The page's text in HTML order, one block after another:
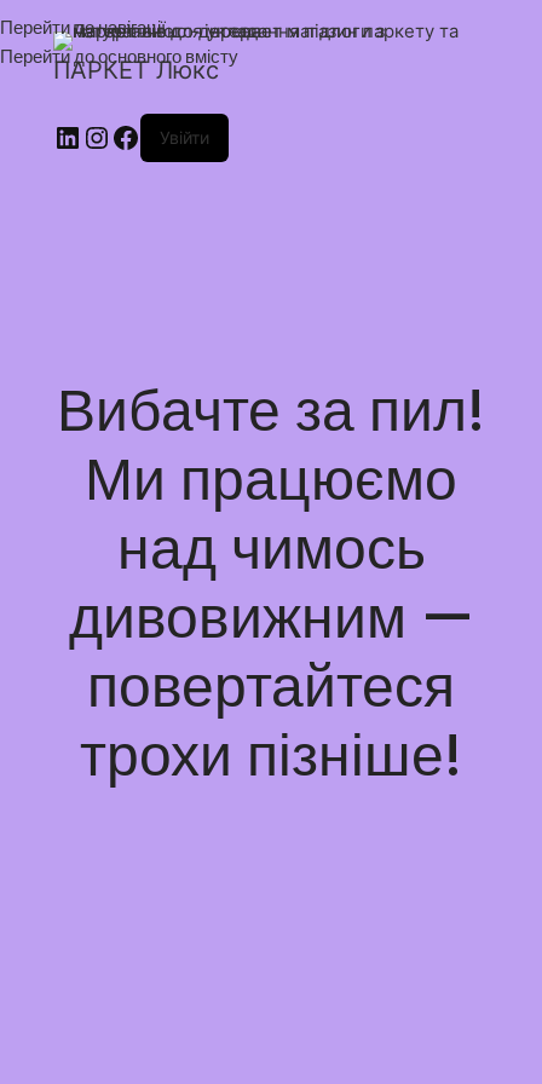
Перейти до навігації
Перейти до основного вмісту
ПАРКЕТ Люкс
Увійти
Вибачте за пил!
Ми працюємо
над чимось
дивовижним —
повертайтеся
трохи пізніше!